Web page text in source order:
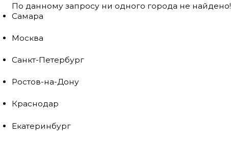
По данному запросу ни одного города не найдено!
Самара
Москва
Санкт-Петербург
Ростов-на-Дону
Краснодар
Екатеринбург